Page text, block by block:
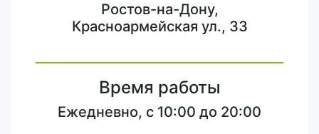
Ростов-на-Дону,
Красноармейская ул., 33
Время работы
Ежедневно, с 10:00 до 20:00